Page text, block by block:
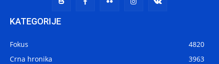
KATEGORIJE
Fokus
4820
Crna hronika
3963